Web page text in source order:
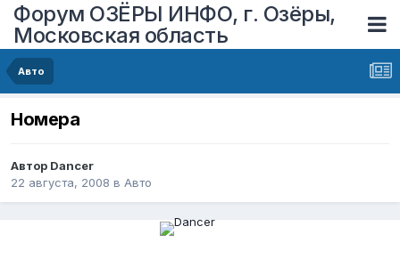
Форум ОЗЁРЫ ИНФО, г. Озёры,
Московская область
Авто
Номера
Автор Dancer
22 августа, 2008 в Авто